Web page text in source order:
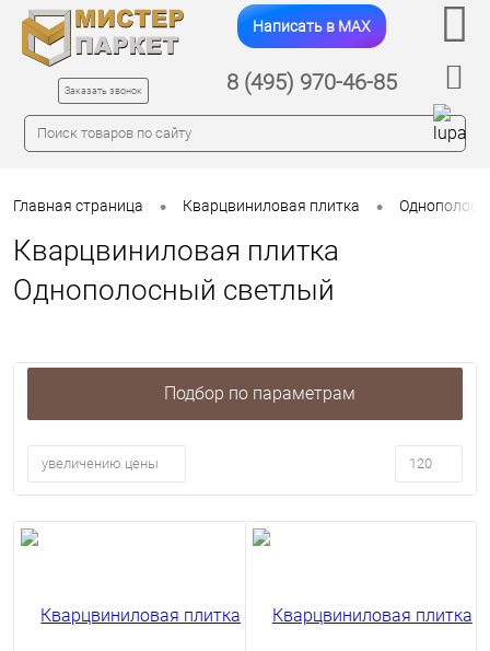
Заказать звонок
Написать в MAX
8 (495) 970-46-85
Главная страница • Кварцвиниловая плитка •
Кварцвиниловая плитка
Однополосный светлый
Подбор по параметрам
увеличению цены 120